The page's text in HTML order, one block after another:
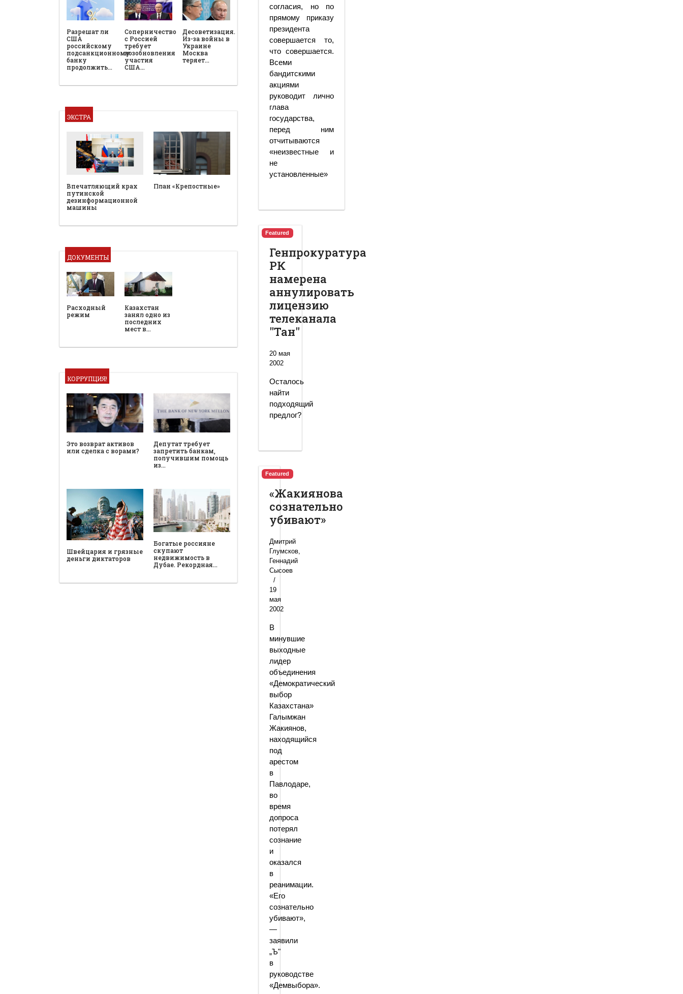
Разрешат ли
США
российскому
подсанкционному
банку
продолжить…
Соперничество
с Россией
требует
возобновления
участия
США…
Десоветизация.
Из-за войны в
Украине
Москва
теряет…
ЭКСТРА
Впечатляющий крах
путинской
дезинформационной
машины
План «Крепостные»
ДОКУМЕНТЫ
Расходный
режим
Казахстан
занял одно из
последних
мест в…
КОРРУПЦИЯ!
Это возврат активов
или сделка с ворами?
Депутат требует
запретить банкам,
получившим помощь
из…
Швейцария и грязные
деньги диктаторов
Богатые россияне
скупают
недвижимость в
Дубае. Рекордная…
согласия, но по
прямому приказу
президента
совершается то,
что совершается.
Всеми
бандитскими
акциями
руководит лично
глава
государства,
перед ним
отчитываются
«неизвестные и
не
установленные»
Featured
Генпрокуратура
РК
намерена
аннулировать
лицензию
телеканала
"Тан"
20 мая
2002
Осталось
найти
подходящий
предлог?
Featured
«Жакиянова
сознательно
убивают»
Дмитрий
Глумсков,
Геннадий
Сысоев
19
мая
2002
В
минувшие
выходные
лидер
объединения
«Демократический
выбор
Казахстана»
Галымжан
Жакиянов,
находящийся
под
арестом
в
Павлодаре,
во
время
допроса
потерял
сознание
и
оказался
в
реанимации.
«Его
сознательно
убивают»,
—
заявили
„Ъ"
в
руководстве
«Демвыбора».